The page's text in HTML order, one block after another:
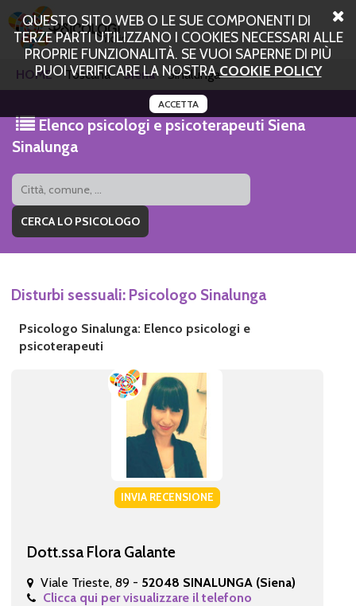
QUESTO SITO WEB O LE SUE COMPONENTI DI
TERZE PARTI UTILIZZANO I COOKIES NECESSARI ALLE
PROPRIE FUNZIONALITÀ. SE VUOI SAPERNE DI PIÙ
PUOI VERIFICARE LA NOSTRACOOKIE POLICY
ACCETTA
HOME Toscana Siena Sinalunga
Elenco psicologi e psicoterapeuti Siena
Sinalunga
Disturbi sessuali: Psicologo Sinalunga
Psicologo Sinalunga: Elenco psicologi e
psicoterapeuti
INVIA RECENSIONE
Dott.ssa Flora Galante
Viale Trieste, 89 - 52048 SINALUNGA (Siena)
Clicca qui per visualizzare il telefono